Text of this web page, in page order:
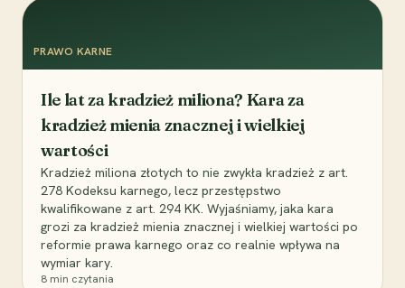
PRAWO KARNE
Ile lat za kradzież miliona? Kara za
kradzież mienia znacznej i wielkiej
wartości
Kradzież miliona złotych to nie zwykła kradzież z art.
278 Kodeksu karnego, lecz przestępstwo
kwalifikowane z art. 294 KK. Wyjaśniamy, jaka kara
grozi za kradzież mienia znacznej i wielkiej wartości po
reformie prawa karnego oraz co realnie wpływa na
wymiar kary.
8 min czytania